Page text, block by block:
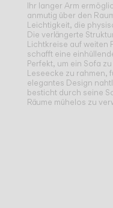
Ihr langer Arm
anmutig über den
Leichtigkeit, die
Die verlängerte
Lichtkreise auf weiten
schafft eine
Perfekt, um ein Sofa
Leseecke zu rahmen,
elegantes Design
besticht durch seine
Räume mühelos zu